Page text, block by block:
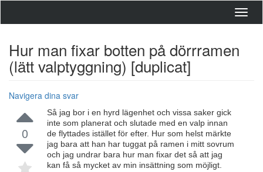
Hur man fixar botten på dörrramen
(lätt valptyggning) [duplicat]
Navigera dina svar
0
Så jag bor i en hyrd lägenhet och vissa saker gick
inte som planerat och slutade med en valp innan
de flyttades istället för efter. Hur som helst märkte
jag bara att han har tuggat på ramen i mitt sovrum
och jag undrar bara hur man fixar det så att jag
kan få så mycket av min insättning som möjligt.